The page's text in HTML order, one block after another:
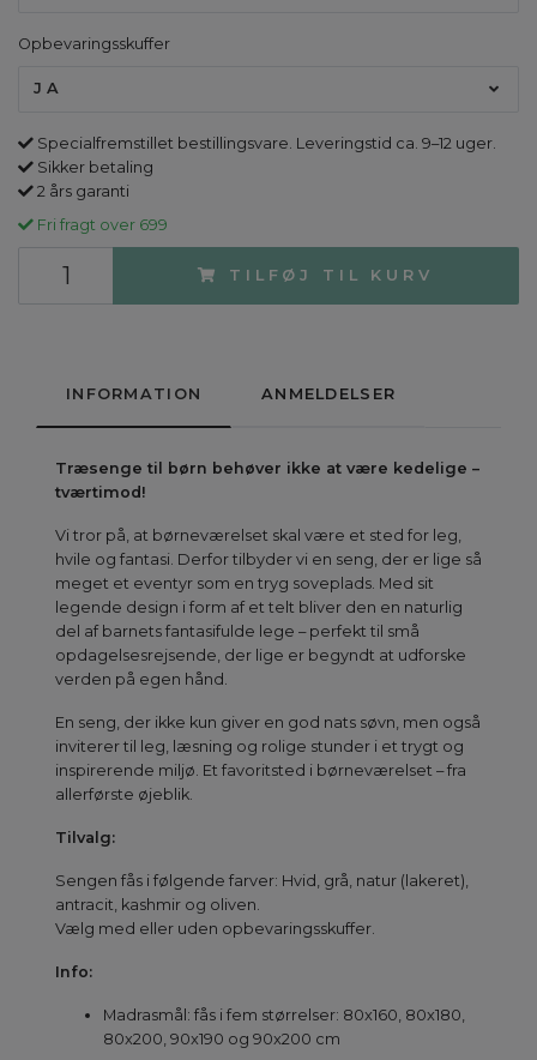
Opbevaringsskuffer
JA
Specialfremstillet bestillingsvare. Leveringstid ca. 9–12 uger.
Sikker betaling
2 års garanti
Fri fragt over 699
TILFØJ TIL KURV
INFORMATION ANMELDELSER
Træsenge til børn behøver ikke at være kedelige –
tværtimod!
Vi tror på, at børneværelset skal være et sted for leg,
hvile og fantasi. Derfor tilbyder vi en seng, der er lige så
meget et eventyr som en tryg soveplads. Med sit
legende design i form af et telt bliver den en naturlig
del af barnets fantasifulde lege – perfekt til små
opdagelsesrejsende, der lige er begyndt at udforske
verden på egen hånd.
En seng, der ikke kun giver en god nats søvn, men også
inviterer til leg, læsning og rolige stunder i et trygt og
inspirerende miljø. Et favoritsted i børneværelset – fra
allerførste øjeblik.
Tilvalg:
Sengen fås i følgende farver: Hvid, grå, natur (lakeret),
antracit, kashmir og oliven.
Vælg med eller uden opbevaringsskuffer.
Info:
Madrasmål: fås i fem størrelser: 80x160, 80x180,
80x200, 90x190 og 90x200 cm